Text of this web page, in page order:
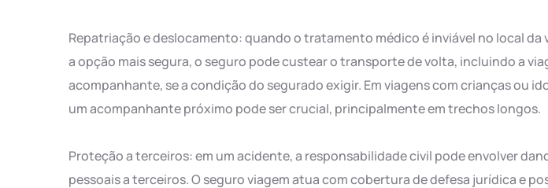
Repatriação e deslocamento: quando o tratamento médico é inviável no local da
a opção mais segura, o seguro pode custear o transporte de volta, incluindo a
acompanhante, se a condição do segurado exigir. Em viagens com crianças ou
um acompanhante próximo pode ser crucial, principalmente em trechos longos.
Proteção a terceiros: em um acidente, a responsabilidade civil pode envolver
pessoais a terceiros. O seguro viagem atua com cobertura de defesa jurídica e